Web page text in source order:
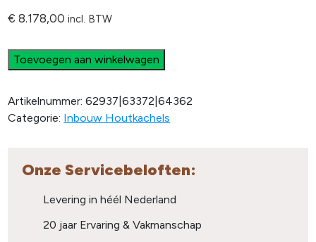
€ 8.178,00 incl. BTW
Toevoegen aan winkelwagen
Artikelnummer:62937|63372|64362
Categorie: Inbouw Houtkachels
Onze Servicebeloften:
Levering in héél Nederland
20 jaar Ervaring & Vakmanschap